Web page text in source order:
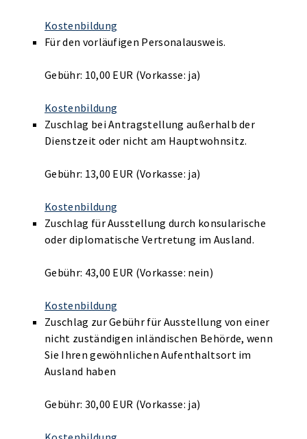
Kostenbildung
Für den vorläufigen Personalausweis.
Gebühr: 10,00 EUR (Vorkasse: ja)
Kostenbildung
Zuschlag bei Antragstellung außerhalb der
Dienstzeit oder nicht am Hauptwohnsitz.
Gebühr: 13,00 EUR (Vorkasse: ja)
Kostenbildung
Zuschlag für Ausstellung durch konsularische
oder diplomatische Vertretung im Ausland.
Gebühr: 43,00 EUR (Vorkasse: nein)
Kostenbildung
Zuschlag zur Gebühr für Ausstellung von einer
nicht zuständigen inländischen Behörde, wenn
Sie Ihren gewöhnlichen Aufenthaltsort im
Ausland haben
Gebühr: 30,00 EUR (Vorkasse: ja)